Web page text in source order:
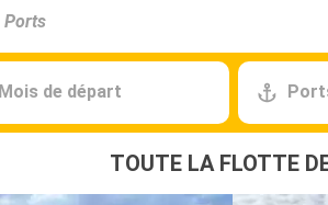
Mois de départ
TOUTE LA FLOTTE